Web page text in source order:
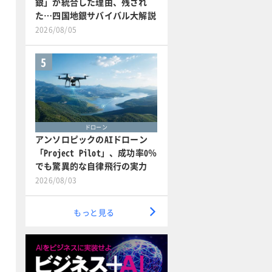
た…四国地銀サバイバル大解説
2026/08/05
5
ドローン
アンソロピックのAIドローン
「Project Pilot」、成功率0％
でも驚異的な自律飛行の実力
2026/08/03
もっと見る